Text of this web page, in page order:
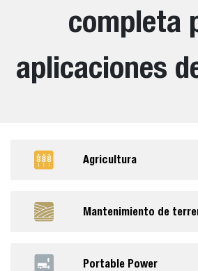
completa
aplicaciones
Agricultura
Mantenimiento de
Portable Power